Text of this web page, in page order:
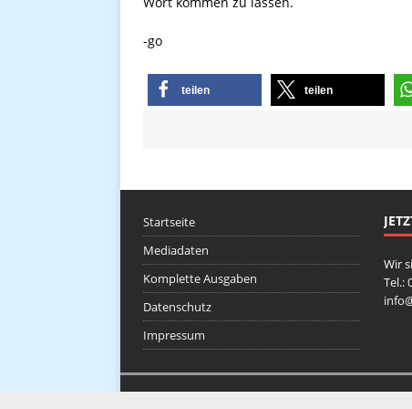
-go
teilen teilen
Startseite
Mediadaten
Komplette Ausgaben
Datenschutz
Impressum
Wir
Tel.: